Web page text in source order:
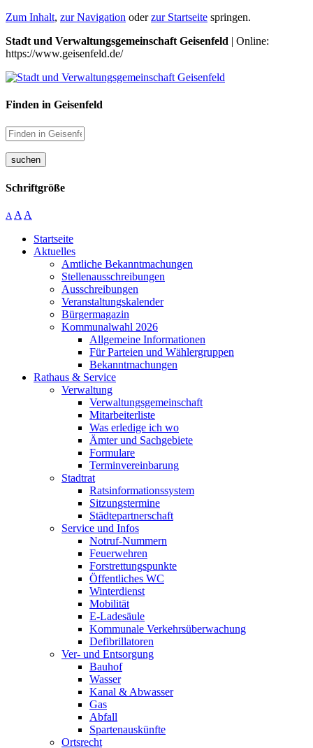
Zum Inhalt, zur Navigation oderzur Startseite springen.
Stadt und Verwaltungsgemeinschaft Geisenfeld | Online:
https://www.geisenfeld.de/
Finden in Geisenfeld
suchen
Schriftgröße
A A A
Startseite
Aktuelles
Amtliche Bekanntmachungen
Stellenausschreibungen
Ausschreibungen
Veranstaltungskalender
Bürgermagazin
Kommunalwahl 2026
Allgemeine Informationen
Für Parteien und Wählergruppen
Bekanntmachungen
Rathaus & Service
Verwaltung
Verwaltungsgemeinschaft
Mitarbeiterliste
Was erledige ich wo
Ämter und Sachgebiete
Formulare
Terminvereinbarung
Stadtrat
Ratsinformationssystem
Sitzungstermine
Städtepartnerschaft
Service und Infos
Notruf-Nummern
Feuerwehren
Forstrettungspunkte
Öffentliches WC
Winterdienst
Mobilität
E-Ladesäule
Kommunale Verkehrsüberwachung
Defibrillatoren
Ver- und Entsorgung
Bauhof
Wasser
Kanal & Abwasser
Gas
Abfall
Spartenauskünfte
Ortsrecht